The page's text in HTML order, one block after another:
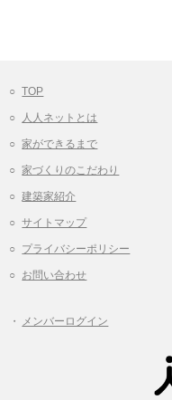
TOP
人人ネットとは
家ができるまで
家づくりのこだわり
建築家紹介
サイトマップ
プライバシーポリシー
お問い合わせ
メンバーログイン